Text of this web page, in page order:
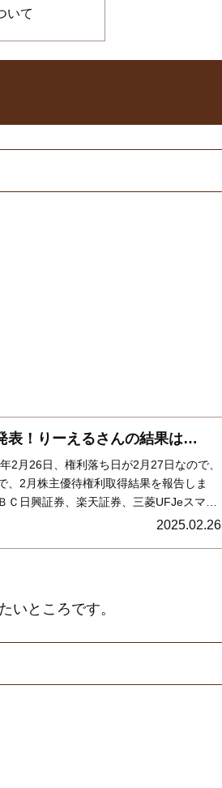
いて
表！りーえるさんの結果は…
2月26日、権利落ち日が2月27日なので、
、2月株主優待権利取得結果を報告しま
日興証券、楽天証券、三菱UFJeスマー
2025.02.26
いところです。